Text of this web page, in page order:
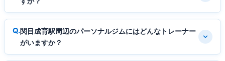
関目成育駅周辺のパーソナルジムにはどんなトレーナー
がいますか？